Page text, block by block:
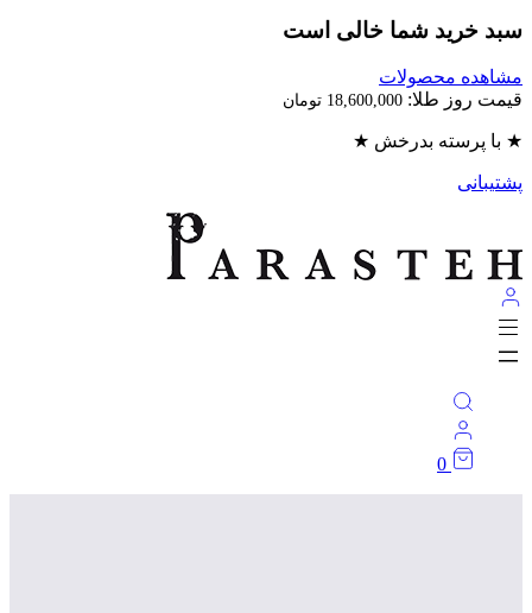
خرید شما خالی است
محصولات
روز طلا:18,600,000 تومان
با پرسته بدرخش ★
0